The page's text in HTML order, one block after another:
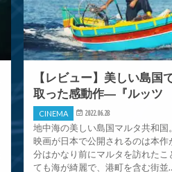
【レビュー】美しい島国
取った感動作―『ルッツ
CINEMA 2022.06.28
地中海の美しい島国マルタ共和国
映画が日本で公開されるのは本作
分はかなり前にマルタを訪れたこ
ても海が綺麗で、港町を含む街